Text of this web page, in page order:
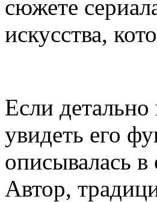
сюжете
искусства,
Если
увидеть его
описывалась
Автор,